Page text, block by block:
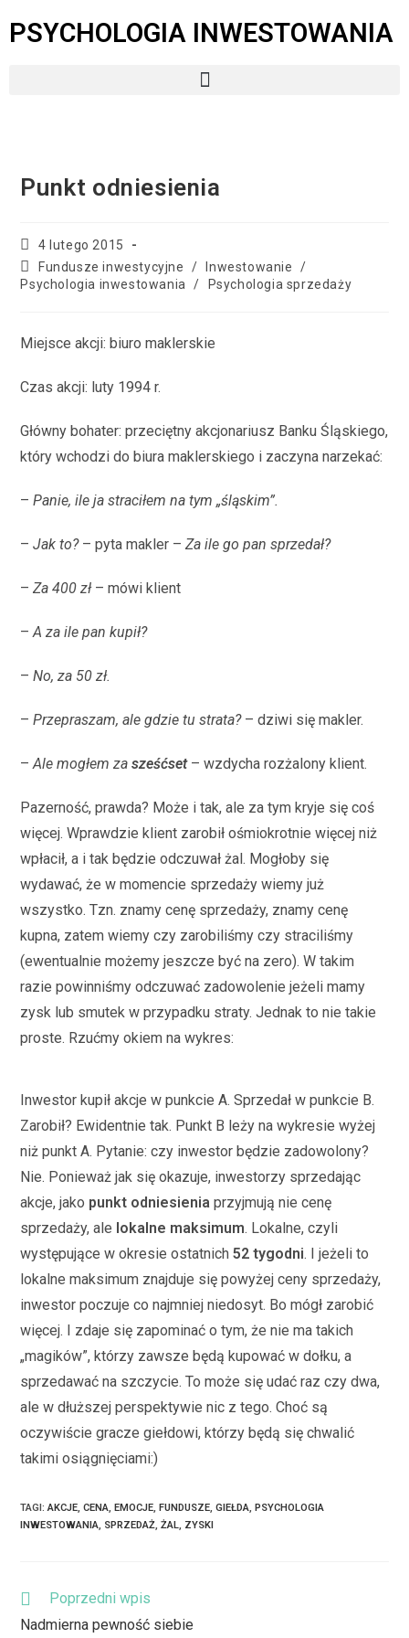
PSYCHOLOGIA INWESTOWANIA
Punkt odniesienia
4 lutego 2015
Fundusze inwestycyjne
/ Inwestowanie
/
Psychologia inwestowania
/ Psychologia sprzedaży
Miejsce akcji: biuro maklerskie
Czas akcji: luty 1994 r.
Główny bohater: przeciętny akcjonariusz Banku Śląskiego,
który wchodzi do biura maklerskiego i zaczyna narzekać:
–Panie, ile ja straciłem na tym „śląskim”.
–Jak to?– pyta makler –Za ile go pan sprzedał?
–Za 400 zł– mówi klient
–A za ile pan kupił?
–No, za 50 zł.
–Przepraszam, ale gdzie tu strata?– dziwi się makler.
–Ale mogłem zasześćset– wzdycha rozżalony klient.
Pazerność, prawda? Może i tak, ale za tym kryje się coś
więcej. Wprawdzie klient zarobił ośmiokrotnie więcej niż
wpłacił, a i tak będzie odczuwał żal. Mogłoby się
wydawać, że w momencie sprzedaży wiemy już
wszystko. Tzn. znamy cenę sprzedaży, znamy cenę
kupna, zatem wiemy czy zarobiliśmy czy straciliśmy
(ewentualnie możemy jeszcze być na zero). W takim
razie powinniśmy odczuwać zadowolenie jeżeli mamy
zysk lub smutek w przypadku straty. Jednak to nie takie
proste. Rzućmy okiem na wykres:
Inwestor kupił akcje w punkcie A. Sprzedał w punkcie B.
Zarobił? Ewidentnie tak. Punkt B leży na wykresie wyżej
niż punkt A. Pytanie: czy inwestor będzie zadowolony?
Nie. Ponieważ jak się okazuje, inwestorzy sprzedając
akcje, jako punkt odniesienia przyjmują nie cenę
sprzedaży, ale lokalne maksimum. Lokalne, czyli
występujące w okresie ostatnich 52 tygodni. I jeżeli to
lokalne maksimum znajduje się powyżej ceny sprzedaży,
inwestor poczuje co najmniej niedosyt. Bo mógł zarobić
więcej. I zdaje się zapominać o tym, że nie ma takich
„magików”, którzy zawsze będą kupować w dołku, a
sprzedawać na szczycie. To może się udać raz czy dwa,
ale w dłuższej perspektywie nic z tego. Choć są
oczywiście gracze giełdowi, którzy będą się chwalić
takimi osiągnięciami:)
TAGI:AKCJE, CENA, EMOCJE, FUNDUSZE, GIEŁDA, PSYCHOLOGIA
INWESTOWANIA, SPRZEDAŻ, ŻAL, ZYSKI
Poprzedni wpis
Nadmierna pewność siebie